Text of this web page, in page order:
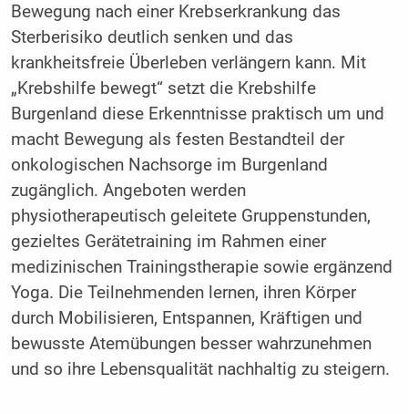
Bewegung nach einer Krebserkrankung das
Sterberisiko deutlich senken und das
krankheitsfreie Überleben verlängern kann. Mit
„Krebshilfe bewegt“ setzt die Krebshilfe
Burgenland diese Erkenntnisse praktisch um und
macht Bewegung als festen Bestandteil der
onkologischen Nachsorge im Burgenland
zugänglich. Angeboten werden
physiotherapeutisch geleitete Gruppenstunden,
gezieltes Gerätetraining im Rahmen einer
medizinischen Trainingstherapie sowie ergänzend
Yoga. Die Teilnehmenden lernen, ihren Körper
durch Mobilisieren, Entspannen, Kräftigen und
bewusste Atemübungen besser wahrzunehmen
und so ihre Lebensqualität nachhaltig zu steigern.